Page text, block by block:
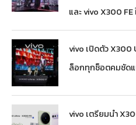
และ vivo X300 FE
vivo เปิดตัว
ล็อกทุกช็อตคมชัดแ
vivo เตรียมนำ